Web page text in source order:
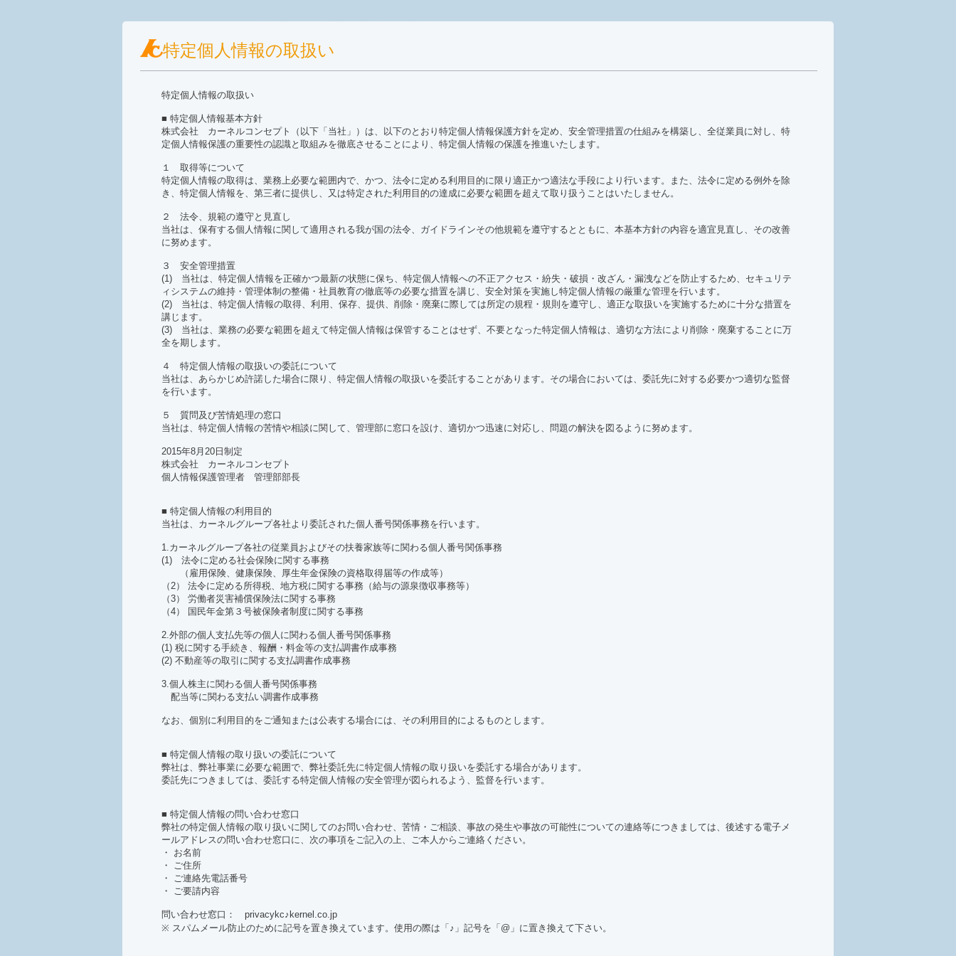
カーネルコンセプト
特定個人情報を保護しています
特定個人情報の取扱い
特定個人情報の取扱い
■ 特定個人情報基本方針
株式会社 カーネルコンセプト（以下「当社」）は、以下のとおり特定個人情報保護方針を定め、安全管理措置の仕組みを構築し、全従業員に対し、特
定個人情報保護の重要性の認識と取組みを徹底させることにより、特定個人情報の保護を推進いたします。
１ 取得等について
特定個人情報の取得は、業務上必要な範囲内で、かつ、法令に定める利用目的に限り適正かつ適法な手段により行います。また、法令に定める例外を除
き、特定個人情報を、第三者に提供し、又は特定された利用目的の達成に必要な範囲を超えて取り扱うことはいたしません。
２ 法令、規範の遵守と見直し
当社は、保有する個人情報に関して適用される我が国の法令、ガイドラインその他規範を遵守するとともに、本基本方針の内容を適宜見直し、その改善
に努めます。
３ 安全管理措置
(1) 当社は、特定個人情報を正確かつ最新の状態に保ち、特定個人情報への不正アクセス・紛失・破損・改ざん・漏洩などを防止するため、セキュリテ
ィシステムの維持・管理体制の整備・社員教育の徹底等の必要な措置を講じ、安全対策を実施し特定個人情報の厳重な管理を行います。
(2) 当社は、特定個人情報の取得、利用、保存、提供、削除・廃棄に際しては所定の規程・規則を遵守し、適正な取扱いを実施するために十分な措置を
講じます。
(3) 当社は、業務の必要な範囲を超えて特定個人情報は保管することはせず、不要となった特定個人情報は、適切な方法により削除・廃棄することに万
全を期します。
４ 特定個人情報の取扱いの委託について
当社は、あらかじめ許諾した場合に限り、特定個人情報の取扱いを委託することがあります。その場合においては、委託先に対する必要かつ適切な監督
を行います。
５ 質問及び苦情処理の窓口
当社は、特定個人情報の苦情や相談に関して、管理部に窓口を設け、適切かつ迅速に対応し、問題の解決を図るように努めます。
2015年8月20日制定
株式会社 カーネルコンセプト
個人情報保護管理者 管理部部長
■ 特定個人情報の利用目的
当社は、カーネルグループ各社より委託された個人番号関係事務を行います。
1.カーネルグループ各社の従業員およびその扶養家族等に関わる個人番号関係事務
(1) 法令に定める社会保険に関する事務
（雇用保険、健康保険、厚生年金保険の資格取得届等の作成等）
（2） 法令に定める所得税、地方税に関する事務（給与の源泉徴収事務等）
（3） 労働者災害補償保険法に関する事務
（4） 国民年金第３号被保険者制度に関する事務
2.外部の個人支払先等の個人に関わる個人番号関係事務
(1) 税に関する手続き、報酬・料金等の支払調書作成事務
(2) 不動産等の取引に関する支払調書作成事務
3.個人株主に関わる個人番号関係事務
配当等に関わる支払い調書作成事務
なお、個別に利用目的をご通知または公表する場合には、その利用目的によるものとします。
■ 特定個人情報の取り扱いの委託について
弊社は、弊社事業に必要な範囲で、弊社委託先に特定個人情報の取り扱いを委託する場合があります。
委託先につきましては、委託する特定個人情報の安全管理が図られるよう、監督を行います。
■ 特定個人情報の問い合わせ窓口
弊社の特定個人情報の取り扱いに関してのお問い合わせ、苦情・ご相談、事故の発生や事故の可能性についての連絡等につきましては、後述する電子メ
ールアドレスの問い合わせ窓口に、次の事項をご記入の上、ご本人からご連絡ください。
・ お名前
・ ご住所
・ ご連絡先電話番号
・ ご要請内容
問い合わせ窓口： privacykc♪kernel.co.jp
※ スパムメール防止のために記号を置き換えています。使用の際は「♪」記号を「@」に置き換えて下さい。